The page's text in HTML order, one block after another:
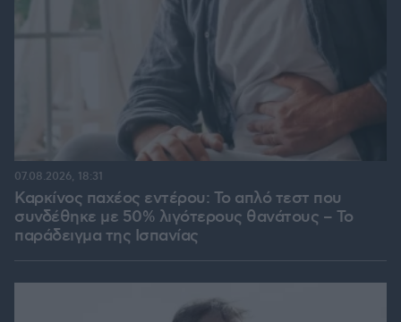
Καρκίνος παχέος εντέρου: Το απλό τεστ που
συνδέθηκε με 50% λιγότερους θανάτους – Το
παράδειγμα της Ισπανίας
07.08.2026, 18:31